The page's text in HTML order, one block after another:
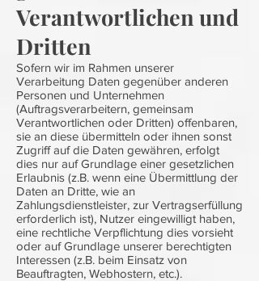
Verantwortlichen und
Dritten
Sofern wir im Rahmen unserer
Verarbeitung Daten gegenüber anderen
Personen und Unternehmen
(Auftragsverarbeitern, gemeinsam
Verantwortlichen oder Dritten) offenbaren,
sie an diese übermitteln oder ihnen sonst
Zugriff auf die Daten gewähren, erfolgt
dies nur auf Grundlage einer gesetzlichen
Erlaubnis (z.B. wenn eine Übermittlung der
Daten an Dritte, wie an
Zahlungsdienstleister, zur Vertragserfüllung
erforderlich ist), Nutzer eingewilligt haben,
eine rechtliche Verpflichtung dies vorsieht
oder auf Grundlage unserer berechtigten
Interessen (z.B. beim Einsatz von
Beauftragten, Webhostern, etc.).